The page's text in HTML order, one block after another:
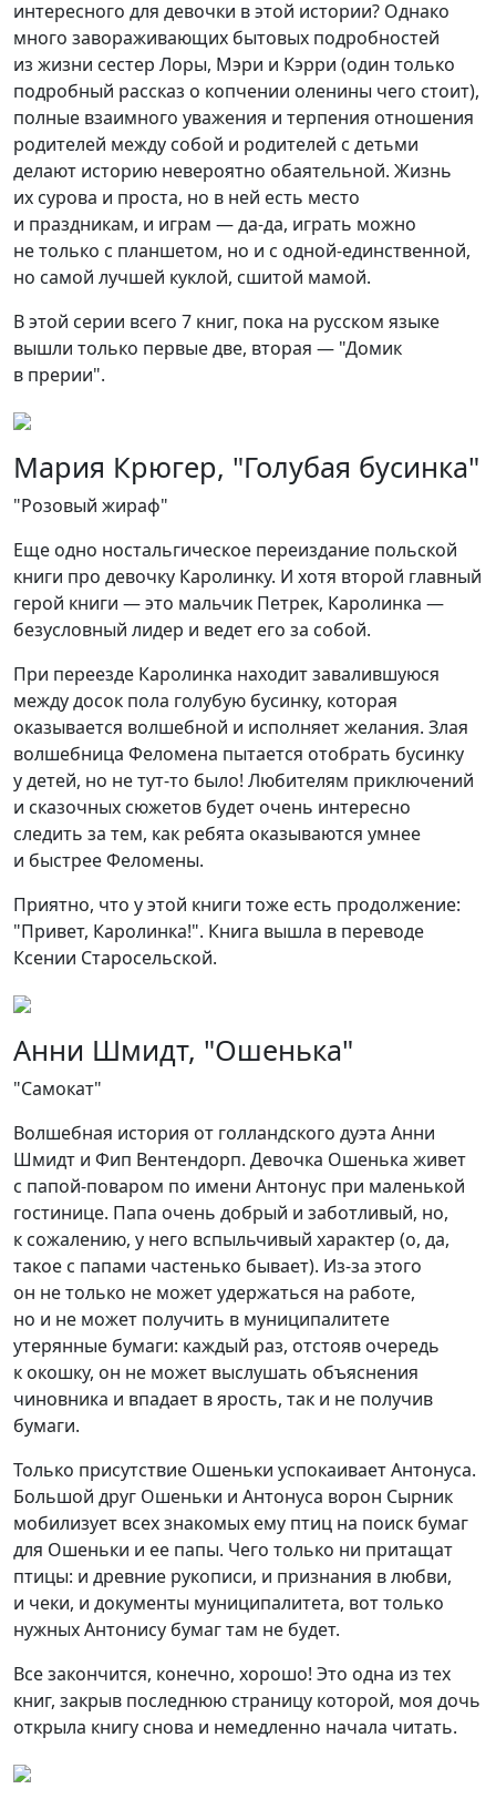
интересного для девочки в этой истории? Однако
много завораживающих бытовых подробностей
из жизни сестер Лоры, Мэри и Кэрри (один только
подробный рассказ о копчении оленины чего стоит),
полные взаимного уважения и терпения отношения
родителей между собой и родителей с детьми
делают историю невероятно обаятельной. Жизнь
их сурова и проста, но в ней есть место
и праздникам, и играм — да-да, играть можно
не только с планшетом, но и с одной-единственной,
но самой лучшей куклой, сшитой мамой.
В этой серии всего 7 книг, пока на русском языке
вышли только первые две, вторая — "Домик
в прерии".
Мария Крюгер, "Голубая бусинка"
"Розовый жираф"
Еще одно ностальгическое переиздание польской
книги про девочку Каролинку. И хотя второй главный
герой книги — это мальчик Петрек, Каролинка —
безусловный лидер и ведет его за собой.
При переезде Каролинка находит завалившуюся
между досок пола голубую бусинку, которая
оказывается волшебной и исполняет желания. Злая
волшебница Феломена пытается отобрать бусинку
у детей, но не тут-то было! Любителям приключений
и сказочных сюжетов будет очень интересно
следить за тем, как ребята оказываются умнее
и быстрее Феломены.
Приятно, что у этой книги тоже есть продолжение:
"Привет, Каролинка!". Книга вышла в переводе
Ксении Старосельской.
Анни Шмидт, "Ошенька"
"Самокат"
Волшебная история от голландского дуэта Анни
Шмидт и Фип Вентендорп. Девочка Ошенька живет
с папой-поваром по имени Антонус при маленькой
гостинице. Папа очень добрый и заботливый, но,
к сожалению, у него вспыльчивый характер (о, да,
такое с папами частенько бывает). Из-за этого
он не только не может удержаться на работе,
но и не может получить в муниципалитете
утерянные бумаги: каждый раз, отстояв очередь
к окошку, он не может выслушать объяснения
чиновника и впадает в ярость, так и не получив
бумаги.
Только присутствие Ошеньки успокаивает Антонуса.
Большой друг Ошеньки и Антонуса ворон Сырник
мобилизует всех знакомых ему птиц на поиск бумаг
для Ошеньки и ее папы. Чего только ни притащат
птицы: и древние рукописи, и признания в любви,
и чеки, и документы муниципалитета, вот только
нужных Антонису бумаг там не будет.
Все закончится, конечно, хорошо! Это одна из тех
книг, закрыв последнюю страницу которой, моя дочь
открыла книгу снова и немедленно начала читать.